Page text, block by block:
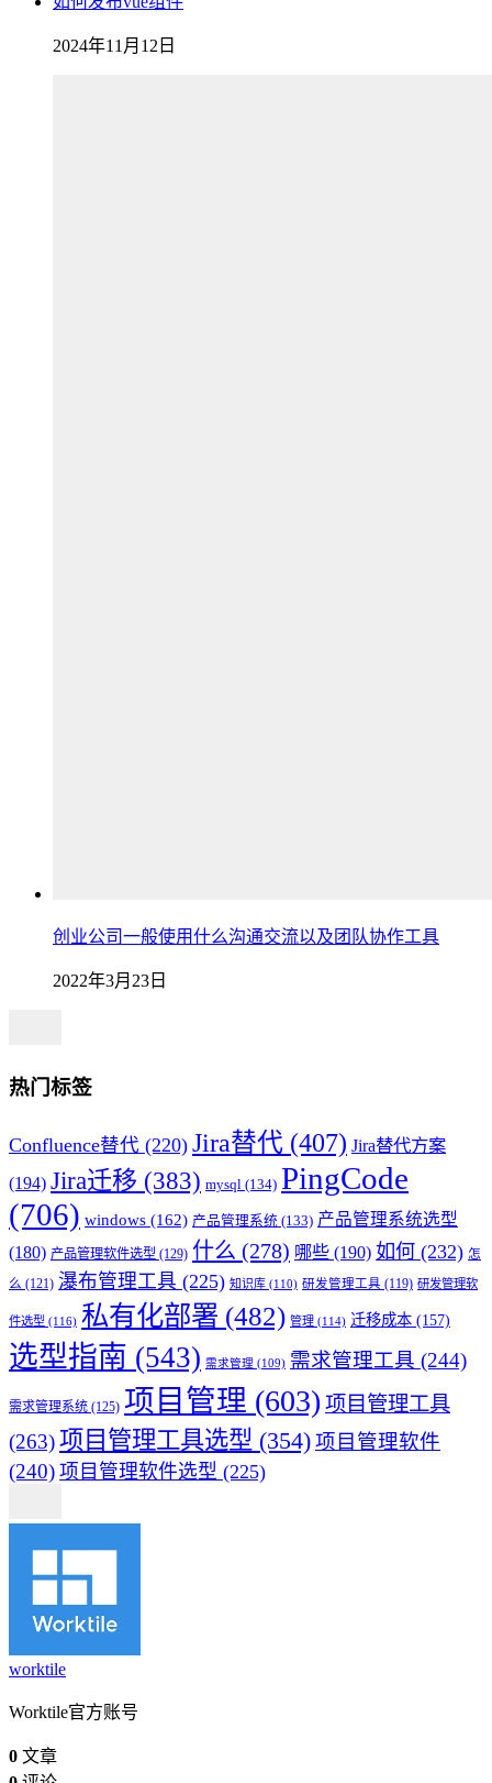
2024年11月12日
创业公司一般使用什么沟通交流以及团队协作工具
2022年3月23日
热门标签
Confluence替代 (220) Jira替代 (407) Jira替代方案
(194) Jira迁移 (383) mysql (134) PingCode
(706) windows (162) 产品管理系统 (133) 产品管理系统选型
(180) 产品管理软件选型 (129) 什么 (278) 哪些 (190) 如何 (232) 怎
么 (121) 瀑布管理工具 (225) 知识库 (110) 研发管理工具 (119) 研发管理软
件选型 (116) 私有化部署 (482) 管理 (114) 迁移成本 (157)
选型指南 (543) 需求管理 (109) 需求管理工具 (244)
需求管理系统 (125) 项目管理 (603) 项目管理工具
(263)项目管理工具选型 (354) 项目管理软件
(240) 项目管理软件选型 (225)
worktile
Worktile官方账号
0 文章